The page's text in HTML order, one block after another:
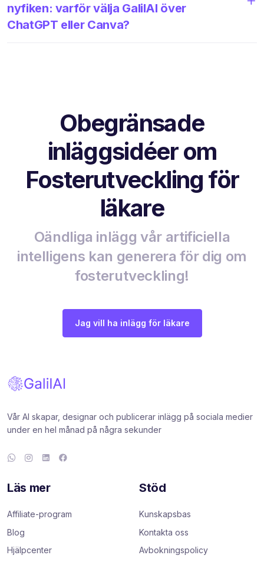
nyfiken: varför välja GalilAI över
ChatGPT eller Canva?
Obegränsade
inläggsidéer om
Fosterutveckling för
läkare
Oändliga inlägg vår artificiella
intelligens kan generera för dig om
fosterutveckling!
Jag vill ha inlägg för läkare
Vår AI skapar, designar och publicerar inlägg på sociala medier
under en hel månad på några sekunder
Läs mer
Affiliate-program
Blog
Hjälpcenter
Stöd
Kunskapsbas
Kontakta oss
Avbokningspolicy